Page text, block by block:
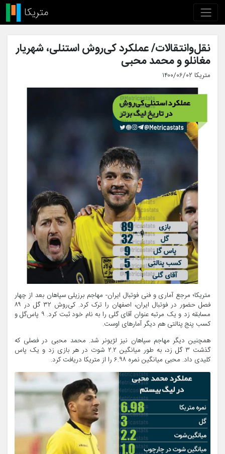
نقل‌وانتقالات/ عملکرد کی‌روش استنلی، شهریار
مغانلو و محمد محبی
متریکا ۱۴۰۰/۰۶/۰۲
متریکا؛ مرجع آماری و فنی فوتبال ایران- مهاجم برزیلی سپاهان بعد از چهار
فصل حضور در فوتبال ایران، اصفهان را ترک کرد. کی‌روش ۳۲ گل در ۸۹
مسابقه زد و یک مرتبه عنوان آقای گلی را به نام خود ثبت کرد. ۹ پاس‌گل و
کسب پنج پنالتی هم دیگر آمارهای اوست.
همچنین دیگر مهاجم سپاهان نیز لژیونر شد. محمد محبی در فصلی که
گذشت ۳ گل زد، به طور میانگین ۲.۲ شوت در هر بازی زد و یک پاس
کلیدی داد. محبی میانگین نمره ۶.۹۸ را از متریکا دریافت کرد.